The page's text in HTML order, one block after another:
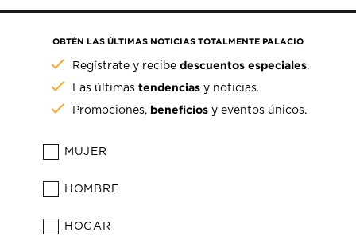
OBTÉN LAS ÚLTIMAS NOTICIAS TOTALMENTE PALACIO
Regístrate y recibedescuentos especiales.
Las últimastendencias y noticias.
Promociones, beneficios y eventos únicos.
MUJER
HOMBRE
HOGAR